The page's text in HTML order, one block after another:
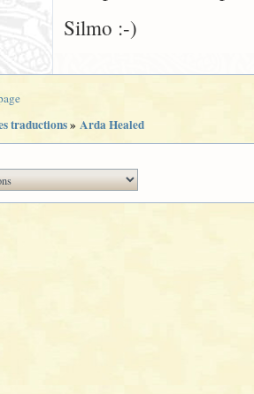
Silmo :-)
traductions» Arda Healed